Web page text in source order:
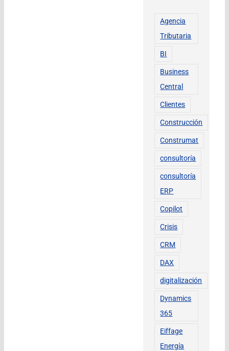
Agencia
Tributaria
BI
Business
Central
Clientes
Construcción
Construmat
consultoría
consultoría
ERP
Copilot
Crisis
CRM
DAX
digitalización
Dynamics
365
Eiffage
Energía